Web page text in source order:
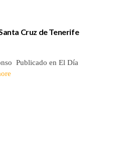
Cruz de Tenerife
Publicado en El Día